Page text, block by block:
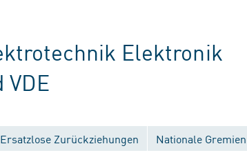
Elektronik
Ersatzlose Zurückziehungen Nationale Gremien